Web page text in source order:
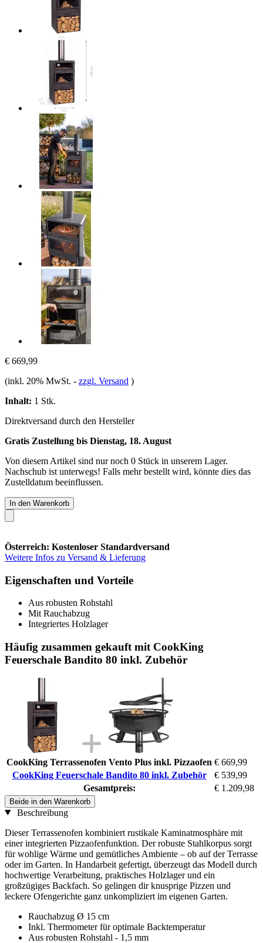
€ 669,99
(inkl. 20% MwSt. - zzgl. Versand )
Inhalt: 1 Stk.
Direktversand durch den Hersteller
Gratis Zustellung bis Dienstag, 18. August
Von diesem Artikel sind nur noch 0 Stück in unserem Lager.
Nachschub ist unterwegs! Falls mehr bestellt wird, könnte dies das
Zustelldatum beeinflussen.
In den Warenkorb
Österreich: Kostenloser Standardversand
Weitere Infos zu Versand & Lieferung
Eigenschaften und Vorteile
Aus robusten Rohstahl
Mit Rauchabzug
Integriertes Holzlager
Häufig zusammen gekauft mit CookKing
Feuerschale Bandito 80 inkl. Zubehör
CookKing Terrassenofen Vento Plus inkl. Pizzaofen € 669,99
CookKing Feuerschale Bandito 80 inkl. Zubehör
€ 539,99
Gesamtpreis:
€ 1.209,98
Beide in den Warenkorb
Beschreibung
Dieser Terrassenofen kombiniert rustikale Kaminatmosphäre mit
einer integrierten Pizzaofenfunktion. Der robuste Stahlkorpus sorgt
für wohlige Wärme und gemütliches Ambiente – ob auf der Terrasse
oder im Garten. In Handarbeit gefertigt, überzeugt das Modell durch
hochwertige Verarbeitung, praktisches Holzlager und ein
großzügiges Backfach. So gelingen dir knusprige Pizzen und
leckere Ofengerichte ganz unkompliziert im eigenen Garten.
Rauchabzug Ø 15 cm
Inkl. Thermometer für optimale Backtemperatur
Aus robusten Rohstahl - 1,5 mm